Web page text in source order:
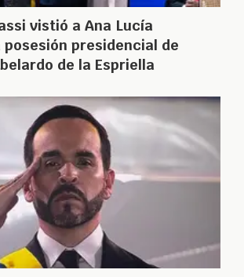
vistió a Ana Lucía
posesión presidencial de
de la Espriella